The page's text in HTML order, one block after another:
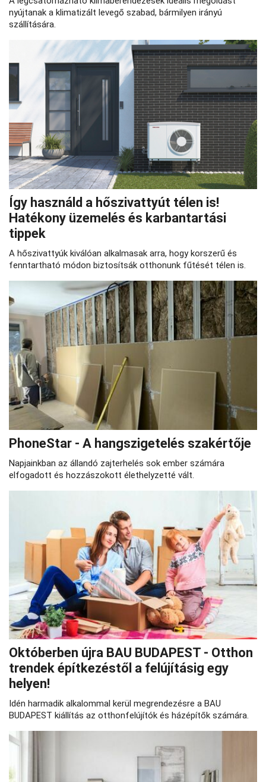
nyújtanak a klimatizált levegő szabad, bármilyen irányú
szállítására.
Így használd a hőszivattyút télen is!
Hatékony üzemelés és karbantartási
tippek
A hőszivattyúk kiválóan alkalmasak arra, hogy korszerű és
fenntartható módon biztosítsák otthonunk fűtését télen is.
PhoneStar - A hangszigetelés szakértője
Napjainkban az állandó zajterhelés sok ember számára
elfogadott és hozzászokott élethelyzetté vált.
Októberben újra BAU BUDAPEST - Otthon
trendek építkezéstől a felújításig egy
helyen!
Idén harmadik alkalommal kerül megrendezésre a BAU
BUDAPEST kiállítás az otthonfelújítók és házépítők számára.